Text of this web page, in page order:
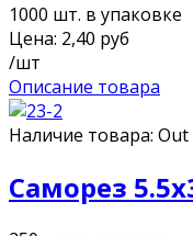
1000 шт. в упаковке
Цена: 2,40 руб
/шт
Описание товара
Наличие товара: Out
Саморез